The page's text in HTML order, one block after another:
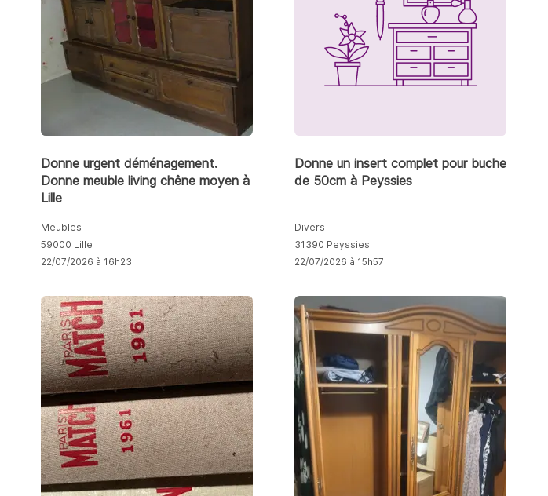
Donne urgent déménagement.
Donne meuble living chêne moyen à
Lille
Meubles
59000 Lille
22/07/2026 à 16h23
Donne un insert complet pour buche
de 50cm à Peyssies
Divers
31390 Peyssies
22/07/2026 à 15h57